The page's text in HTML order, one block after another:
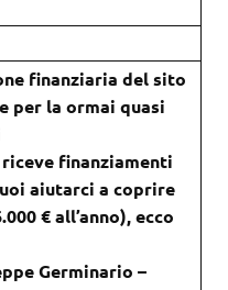
finanziaria del sito
per la ormai quasi
finanziamenti
aiutarci a coprire
€ all’anno), ecco
Germinario –